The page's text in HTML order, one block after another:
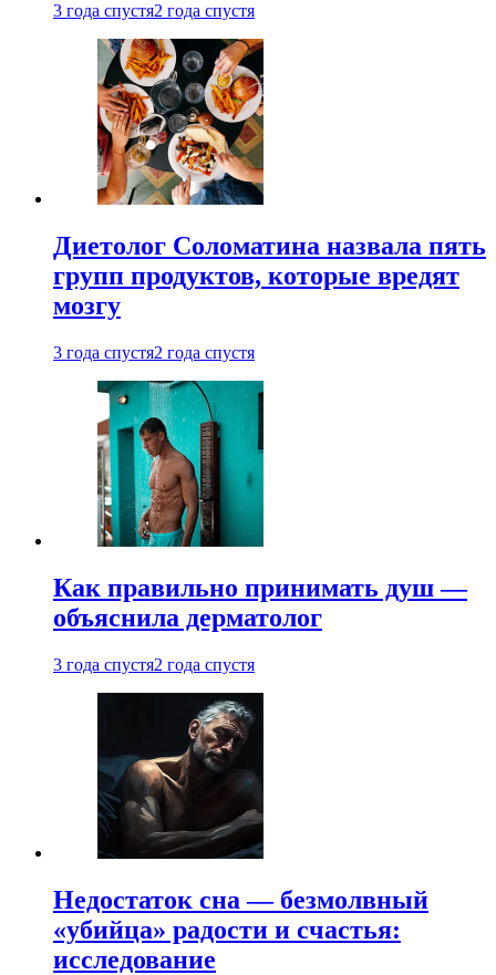
3 года спустя2 года спустя
Диетолог Соломатина назвала пять
групп продуктов, которые вредят
мозгу
3 года спустя2 года спустя
Как правильно принимать душ —
объяснила дерматолог
3 года спустя2 года спустя
Недостаток сна — безмолвный
«убийца» радости и счастья:
исследование